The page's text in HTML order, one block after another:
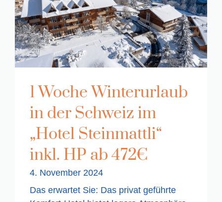
1 Woche Winterurlaub
in der Schweiz im
„Hotel Steinmattli“
inkl. HP ab 472€
4. November 2024
Das erwartet Sie: Das privat geführte